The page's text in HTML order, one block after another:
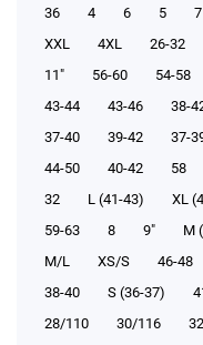
36
4 6 5 7
XXL
4XL 26-32
11"
56-60 54-58
43-44
43-46 38-
37-40
39-42 37-
44-50
40-42 58
32
L (41-43) XL
59-63
8 9" M
M/L
XS/S 46-48
38-40
S (36-37)
28/110
30/116